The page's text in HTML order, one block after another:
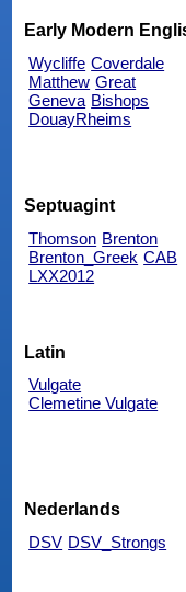
Early Modern
Wycliffe Coverdale
Matthew Great
Geneva Bishops
DouayRheims
Septuagint
Thomson Brenton
Brenton_Greek CAB
LXX2012
Latin
Vulgate
Clemetine Vulgate
Nederlands
DSV DSV_Strongs